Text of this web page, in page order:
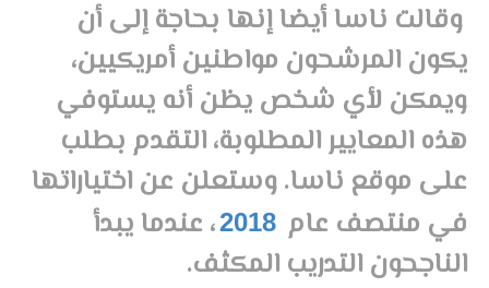
وقالت ناسا أيضا إنها بحاجة إلى أن
يكون المرشحون مواطنين أمريكيين،
ويمكن لأي شخص يظن أنه يستوفي
هذه المعايير المطلوبة، التقدم بطلب
على موقع ناسا. وستعلن عن اختياراتها
في منتصف عام 2018، عندما يبدأ
الناجحون التدريب المكثف.